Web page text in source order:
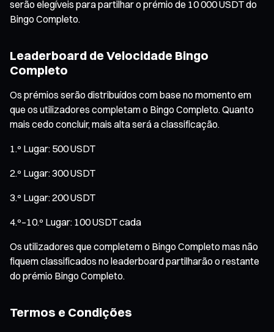
serão elegíveis para partilhar o prémio de 10 000 USDT do
Bingo Completo.
Leaderboard de Velocidade Bingo
Completo
Os prémios serão distribuídos com base no momento em
que os utilizadores completam o Bingo Completo. Quanto
mais cedo concluir, mais alta será a classificação.
1.º Lugar: 500 USDT
2.º Lugar: 300 USDT
3.º Lugar: 200 USDT
4.º–10.º Lugar: 100 USDT cada
Os utilizadores que completem o Bingo Completo mas não
fiquem classificados no leaderboard partilharão o restante
do prémio Bingo Completo.
Termos e Condições